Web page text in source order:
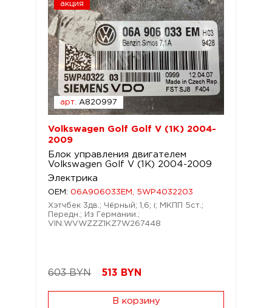
акция
арт. A820997
Volkswagen Golf Golf V (1K) 2004-
2009
Блок управления двигателем
Volkswagen Golf V (1K) 2004-2009
Электрика
OEM: 06A906033EM, 5WP4032203
Хэтчбек 3дв.; Чёрный; 1,6; i; МКПП 5ст.;
Передн.; Из Германии.;
VIN:WVWZZZ1KZ7W267448
603 BYN 513 BYN
В корзину